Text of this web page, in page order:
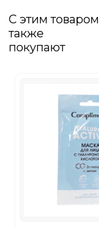
С этим товаром
также
покупают